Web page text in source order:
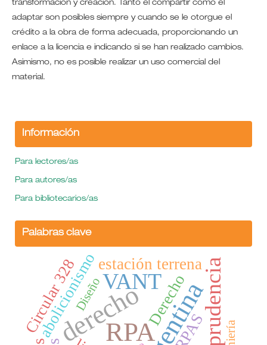
transformación y creación. Tanto el compartir como el
adaptar son posibles siempre y cuando se le otorgue el
crédito a la obra de forma adecuada, proporcionando un
enlace a la licencia e indicando si se han realizado cambios.
Asimismo, no es posible realizar un uso comercial del
material.
Información
Para lectores/as
Para autores/as
Para bibliotecarios/as
Palabras clave
RPA
derecho
VANT
abolicionismo
Circular 328 estación terrena
RPAS
Derecho
Diseño